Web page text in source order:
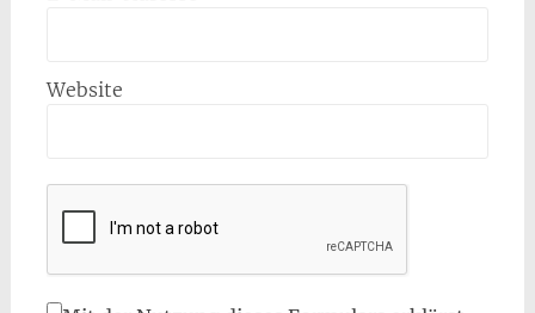
Website